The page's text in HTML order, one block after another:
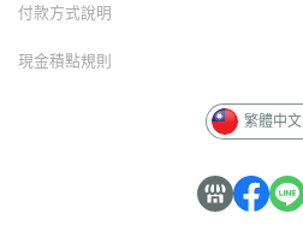
付款方式說明
現金積點規則
繁體中文